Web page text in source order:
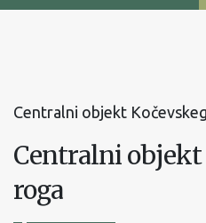
Centralni objekt
Centralni objekt
roga